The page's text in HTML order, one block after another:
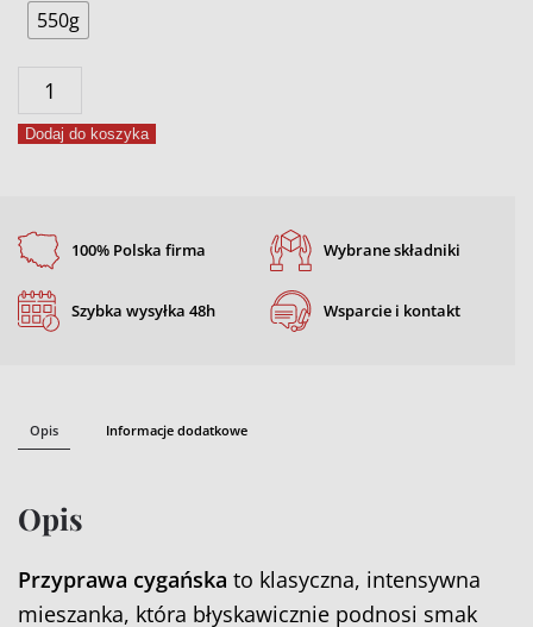
550g
ilość
Przyprawa
cygańska
Dodaj do koszyka
100% Polska firma
Szybka wysyłka 48h
Wybrane składniki
Wsparcie i kontakt
Opis Informacje dodatkowe
Opis
Przyprawa cygańska to klasyczna, intensywna
mieszanka, która błyskawicznie podnosi smak